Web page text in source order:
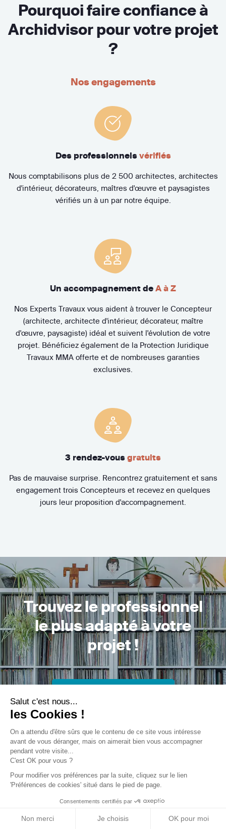
Salut c'est nous...
les Cookies !
On a attendu d'être sûrs que le contenu de ce site vous intéresse
avant de vous déranger, mais on aimerait bien vous accompagner
pendant votre visite...
C'est OK pour vous ?
Pour modifier vos préférences par la suite, cliquez sur le lien
'Préférences de cookies' situé dans le pied de page.
Consentements certifiés par
Non merci Je choisis OK pour moi
Pourquoi faire confiance à
Archidvisor pour votre projet
?
Nos engagements
Des professionnels vérifiés
Nous comptabilisons plus de 2 500 architectes, architectes
d'intérieur, décorateurs, maîtres d'œuvre et paysagistes
vérifiés un à un par notre équipe.
Un accompagnement de A à Z
Nos Experts Travaux vous aident à trouver le Concepteur
(architecte, architecte d'intérieur, décorateur, maître
d'œuvre, paysagiste) idéal et suivent l'évolution de votre
projet. Bénéficiez également de la Protection Juridique
Travaux MMA offerte et de nombreuses garanties
exclusives.
3 rendez-vous gratuits
Pas de mauvaise surprise. Rencontrez gratuitement et sans
engagement trois Concepteurs et recevez en quelques
jours leur proposition d'accompagnement.
Trouvez le professionnel
le plus adapté à votre
projet !
Trouver une réalisation/Construction neuve/ Maison
individuelle / BELAT